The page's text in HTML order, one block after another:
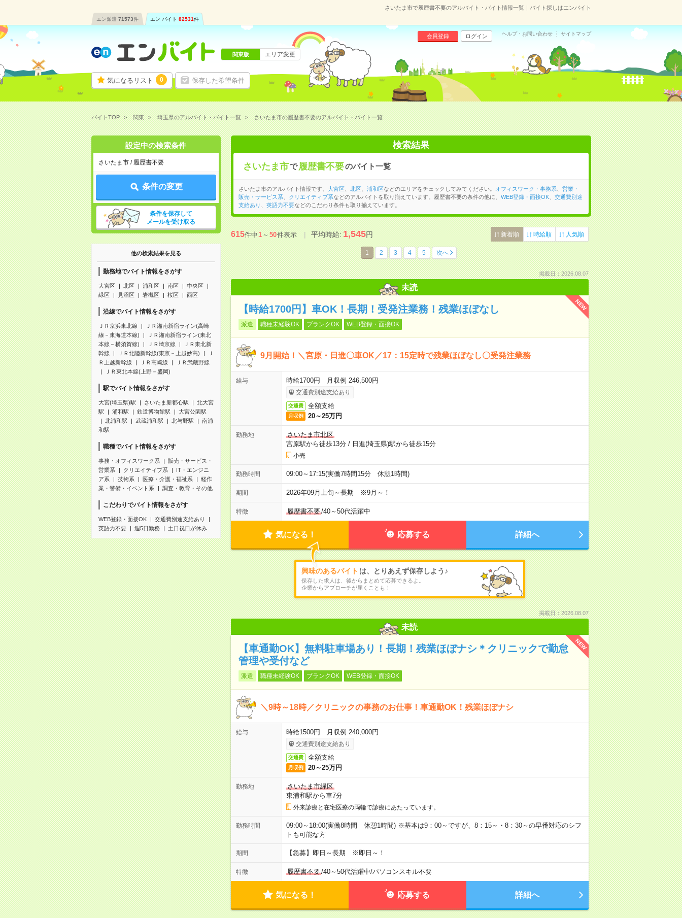
さいたま市で履歴書不要のアルバイト・バイト情報一覧｜バイト探しはエンバイト
エン派遣 71573件 エン バイト 82531件
気になるリスト 0 保存した希望条件
会員登録 ログイン ヘルプ・お問い合わせ サイトマップ
関東版 エリア変更
バイトTOP 関東 埼玉県のアルバイト・バイト一覧 さいたま市の履歴書不要のアルバイト・バイト一覧
設定中の検索条件
さいたま市 / 履歴書不要
条件の変更
条件を保存して
メールを受け取る
他の検索結果を見る
勤務地でバイト情報をさがす
大宮区 北区 浦和区 南区
中央区
緑区
見沼区 岩槻区 桜区 西区
沿線でバイト情報をさがす
ＪＲ京浜東北線
ＪＲ湘南新宿ライン(高崎
線－東海道本線)
ＪＲ湘南新宿ライン(東北
本線－横須賀線)
ＪＲ埼京線
ＪＲ東北新
幹線
ＪＲ北陸新幹線(東京－上越妙高)
Ｊ
Ｒ上越新幹線
ＪＲ高崎線
ＪＲ武蔵野線
ＪＲ東北本線(上野－盛岡)
駅でバイト情報をさがす
大宮(埼玉県)駅 さいたま新都心駅
北大宮
駅
浦和駅 鉄道博物館駅
大宮公園駅
北浦和駅
武蔵浦和駅 北与野駅
南浦
和駅
職種でバイト情報をさがす
事務・オフィスワーク系
販売・サービス・
営業系
クリエイティブ系
IT・エンジニ
ア系
技術系 医療・介護・福祉系
軽作
業・警備・イベント系
調査・教育・その他
こだわりでバイト情報をさがす
WEB登録・面接OK
交通費別途支給あり
英語力不要
週5日勤務 土日祝日が休み
検索結果
さいたま市で 履歴書不要のバイト一覧
さいたま市のアルバイト情報です。 大宮区、 北区、 浦和区などのエリアをチェックしてみてください。 オフィスワーク・事務系
営業・
販売・サービス系
クリエイティブ系などのアルバイトを取り揃えています。履歴書不要の条件の他に、 WEB登録・面接OK、 交通費別途
支給あり
英語力不要などのこだわり条件も取り揃えています。
615件中1～50件表示 平均時給:1,545円 新着順 時給順 人気順
1 2 3 4 5 次へ
掲載日：2026.08.07
未読
NEW
【時給1700円】車OK！長期！受発注業務！残業ほぼなし
派遣 職種未経験OK ブランクOK WEB登録・面接OK
9月開始！＼宮原・日進〇車OK／17：15定時で残業ほぼなし〇受発注業務
給与 時給1700円 月収例 246,500円
交通費別途支給あり
交通費 全額支給
月収例 20～25万円
勤務地
さいたま市北区
宮原駅から徒歩13分/ 日進(埼玉県)駅から徒歩15分
小売
勤務時間 09:00～17:15(実働7時間15分 休憩1時間)
期間 2026年09月上旬～長期 ※9月～！
特徴 履歴書不要/40～50代活躍中
気になる！ 応募する 詳細へ
興味のあるバイト は、とりあえず保存しよう♪
保存した求人は、後からまとめて応募できるよ。
企業からアプローチが届くことも！
掲載日：2026.08.07
未読
NEW
【車通勤OK】無料駐車場あり！長期！残業ほぼナシ＊クリニックで勤怠
管理や受付など
派遣 職種未経験OK ブランクOK WEB登録・面接OK
＼9時～18時／クリニックの事務のお仕事！車通勤OK！残業ほぼナシ
給与 時給1500円 月収例 240,000円
交通費別途支給あり
交通費 全額支給
月収例 20～25万円
勤務地
さいたま市緑区
東浦和駅から車7分
外来診療と在宅医療の両輪で診療にあたっています。
勤務時間
09:00～18:00(実働8時間 休憩1時間) ※基本は9：00～ですが、8：15～・8：30～の早番対応のシフ
トも可能な方
期間 【急募】即日～長期 ※即日～！
特徴 履歴書不要/40～50代活躍中/パソコンスキル不要
気になる！ 応募する 詳細へ